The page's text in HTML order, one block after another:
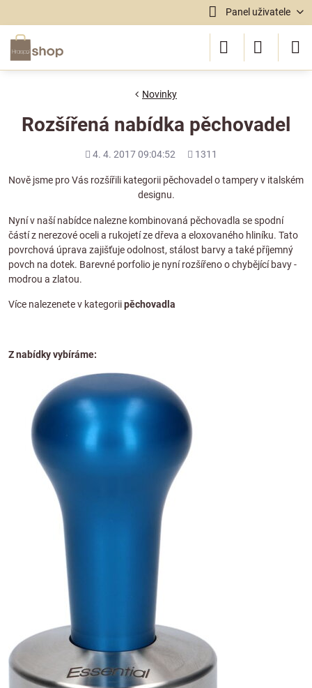
Panel uživatele
Novinky
Rozšířená nabídka pěchovadel
Přidáno
4. 4. 2017 09:04:52
Počet
1311
Nově jsme pro Vás rozšířili kategorii pěchovadel o tampery v italském
designu.
Nyní v naší nabídce nalezne kombinovaná pěchovadla se spodní
částí z nerezové oceli a rukojetí ze dřeva a eloxovaného hliníku. Tato
povrchová úprava zajišťuje odolnost, stálost barvy a také příjemný
povch na dotek. Barevné porfolio je nyní rozšířeno o chybějící bavy -
modrou a zlatou.
Více nalezenete v kategoriipěchovadla
Z nabídky vybíráme: